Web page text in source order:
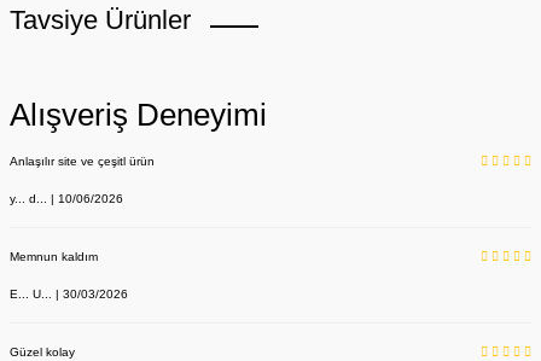
Tavsiye Ürünler
Alışveriş Deneyimi
Anlaşılır site ve çeşitl ürün
y... d... | 10/06/2026
Memnun kaldım
E... U... | 30/03/2026
Güzel kolay